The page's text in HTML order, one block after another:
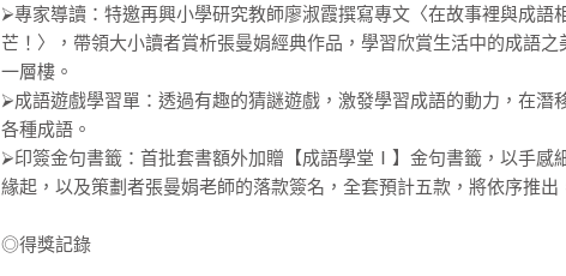
⮚專家導讀：特邀再興小學研究教師廖淑霞撰寫專文〈在故事裡與成語
芒！〉，帶領大小讀者賞析張曼娟經典作品，學習欣賞生活中的成語
一層樓。
⮚成語遊戲學習單：透過有趣的猜謎遊戲，激發學習成語的動力，在潛
各種成語。
⮚印簽金句書籤：首批套書額外加贈【成語學堂Ⅰ】金句書籤，以手感
緣起，以及策劃者張曼娟老師的落款簽名，全套預計五款，將依序推出
◎得獎記錄